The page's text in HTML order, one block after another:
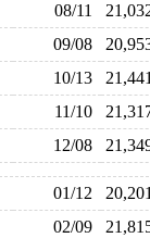
08/11
09/08
10/13
11/10
12/08
01/12
02/09